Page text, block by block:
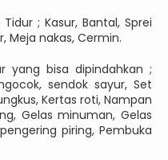
; Kasur, Bantal, Sprei
Meja nakas, Cermin.
yang bisa dipindahkan ;
sendok sayur, Set
Kertas roti, Nampan
Gelas minuman, Gelas
piring, Pembuka